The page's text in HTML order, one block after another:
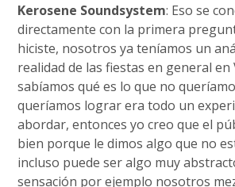
Kerosene Soundsystem: Eso se
directamente con la primera
hiciste, nosotros ya teníamos un
realidad de las fiestas en general en
sabíamos qué es lo que no
queríamos lograr era todo un
abordar, entonces yo creo que el
bien porque le dimos algo que no
incluso puede ser algo muy
sensación por ejemplo nosotros